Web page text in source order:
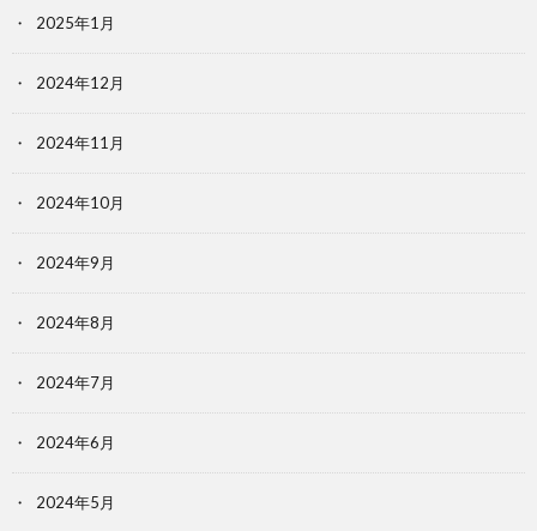
2025年1月
2024年12月
2024年11月
2024年10月
2024年9月
2024年8月
2024年7月
2024年6月
2024年5月